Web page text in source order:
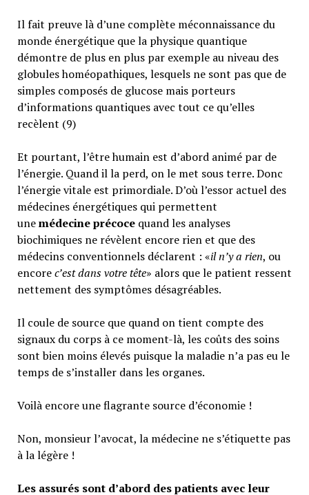
Il fait preuve là d’une complète méconnaissance du
monde énergétique que la physique quantique
démontre de plus en plus par exemple au niveau des
globules homéopathiques, lesquels ne sont pas que de
simples composés de glucose mais porteurs
d’informations quantiques avec tout ce qu’elles
recèlent (9)
Et pourtant, l’être humain est d’abord animé par de
l’énergie. Quand il la perd, on le met sous terre. Donc
l’énergie vitale est primordiale. D’où l’essor actuel des
médecines énergétiques qui permettent
unemédecine précoce quand les analyses
biochimiques ne révèlent encore rien et que des
médecins conventionnels déclarent : «il n’y a rien, ou
encorec’est dans votre tête» alors que le patient ressent
nettement des symptômes désagréables.
Il coule de source que quand on tient compte des
signaux du corps à ce moment-là, les coûts des soins
sont bien moins élevés puisque la maladie n’a pas eu le
temps de s’installer dans les organes.
Voilà encore une flagrante source d’économie !
Non, monsieur l’avocat, la médecine ne s’étiquette pas
à la légère !
Les assurés sont d’abord des patients avec leur